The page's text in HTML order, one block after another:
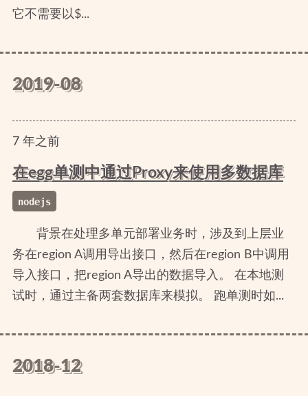
它不需要以$...
2019-08
7年之前
在egg单测中通过Proxy来使用多数据库
nodejs
背景在处理多单元部署业务时，涉及到上层业
务在region A调用导出接口，然后在region B中调用
导入接口，把region A导出的数据导入。 在本地测
试时，通过主备两套数据库来模拟。 跑单测时如...
2018-12